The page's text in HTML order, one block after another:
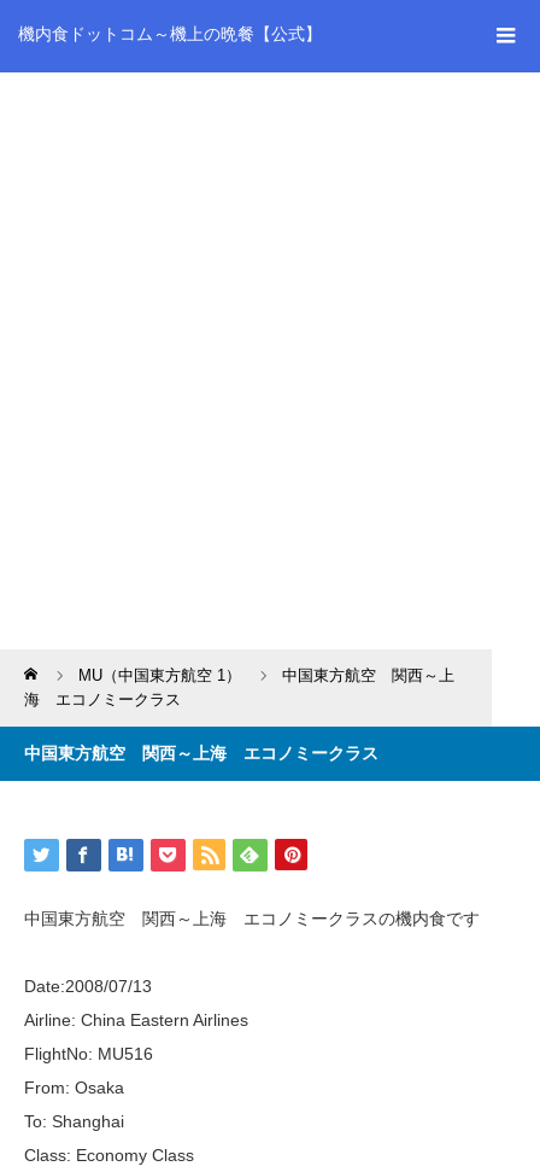
機内食ドットコム～機上の晩餐【公式】
Home MU（中国東方航空 1）
中国東方航空 関西～上
海 エコノミークラス
中国東方航空 関西～上海 エコノミークラス
中国東方航空 関西～上海 エコノミークラスの機内食です
Date:2008/07/13
Airline: China Eastern Airlines
FlightNo: MU516
From: Osaka
To: Shanghai
Class: Economy Class